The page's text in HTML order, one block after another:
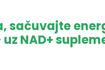
sačuvajte
NAD+